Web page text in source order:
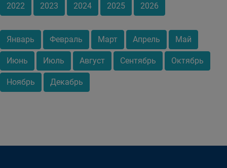
2022 2023 2024 2025 2026
Январь Февраль Март Апрель Май
Июнь Июль Август Сентябрь Октябрь
Ноябрь Декабрь